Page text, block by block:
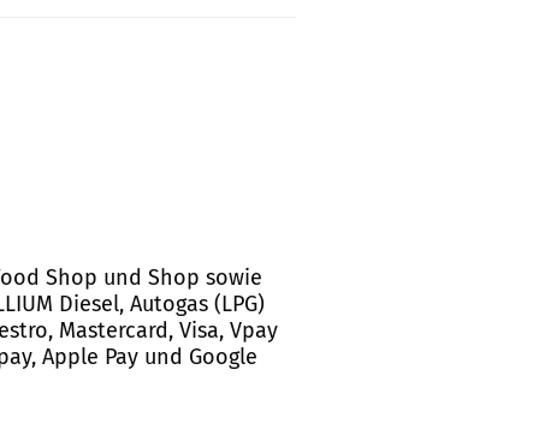
Shop und Shop sowie
Diesel, Autogas (LPG)
Mastercard, Visa, Vpay
Apple Pay und Google